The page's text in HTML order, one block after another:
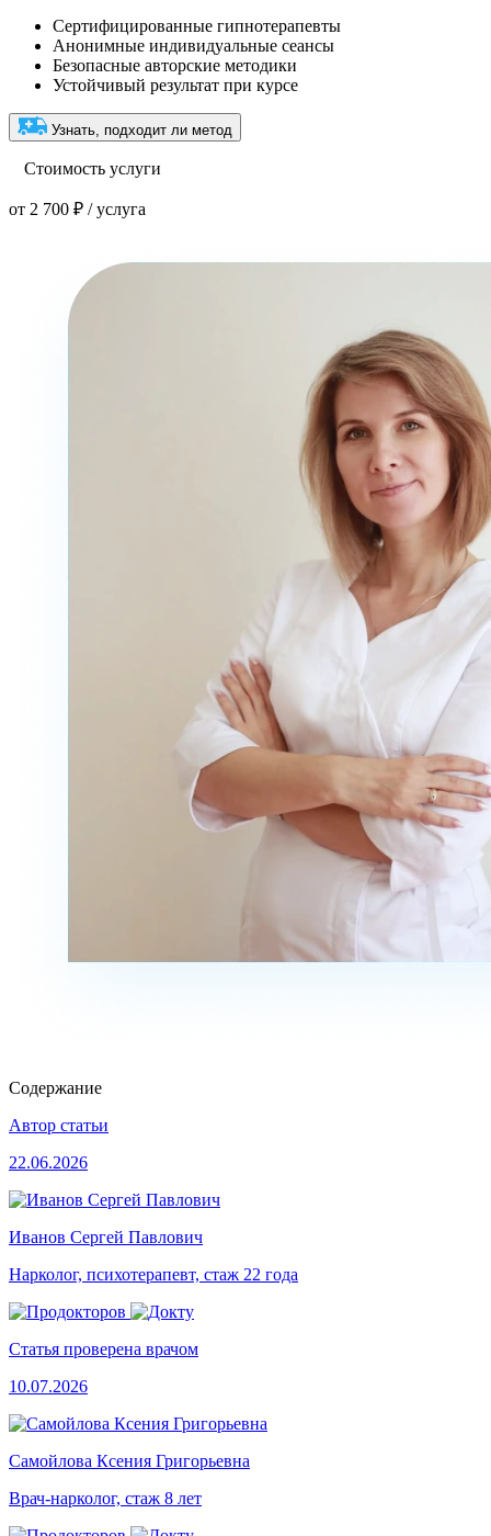
Сертифицированные гипнотерапевты
Анонимные индивидуальные сеансы
Безопасные авторские методики
Устойчивый результат при курсе
Узнать, подходит ли метод
Стоимость услуги
от 2 700 ₽ / услуга
Содержание
Автор статьи
22.06.2026
Иванов Сергей Павлович
Нарколог, психотерапевт, стаж 22 года
Статья проверена врачом
10.07.2026
Самойлова Ксения Григорьевна
Врач-нарколог, стаж 8 лет